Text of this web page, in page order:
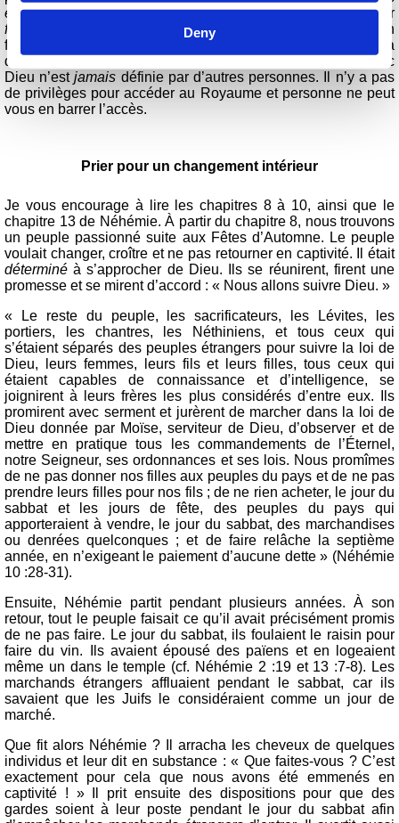
Deny
empêchantde prospérer et de s’épanouir, soit en leur
facilitant
la tâche. Cela étant, les Écritures soulignent qu’un
fils, indépendamment des actions de son père, se tiendra
devant Dieu pour ses propres actions. Votre relation avec
Dieu n’estjamais définie par d’autres personnes. Il n’y a pas
de privilèges pour accéder au Royaume et personne ne peut
vous en barrer l’accès.
Prier pour un changement intérieur
Je vous encourage à lire les chapitres 8 à 10, ainsi que le
chapitre 13 de Néhémie. À partir du chapitre 8, nous trouvons
un peuple passionné suite aux Fêtes d’Automne. Le peuple
voulait changer, croître et ne pas retourner en captivité. Il était
déterminé à s’approcher de Dieu. Ils se réunirent, firent une
promesse et se mirent d’accord : « Nous allons suivre Dieu. »
« Le reste du peuple, les sacrificateurs, les Lévites, les
portiers, les chantres, les Néthiniens, et tous ceux qui
s’étaient séparés des peuples étrangers pour suivre la loi de
Dieu, leurs femmes, leurs fils et leurs filles, tous ceux qui
étaient capables de connaissance et d’intelligence, se
joignirent à leurs frères les plus considérés d’entre eux. Ils
promirent avec serment et jurèrent de marcher dans la loi de
Dieu donnée par Moïse, serviteur de Dieu, d’observer et de
mettre en pratique tous les commandements de l’Éternel,
notre Seigneur, ses ordonnances et ses lois. Nous promîmes
de ne pas donner nos filles aux peuples du pays et de ne pas
prendre leurs filles pour nos fils ; de ne rien acheter, le jour du
sabbat et les jours de fête, des peuples du pays qui
apporteraient à vendre, le jour du sabbat, des marchandises
ou denrées quelconques ; et de faire relâche la septième
année, en n’exigeant le paiement d’aucune dette » (Néhémie
10 :28-31).
Ensuite, Néhémie partit pendant plusieurs années. À son
retour, tout le peuple faisait ce qu’il avait précisément promis
de ne pas faire. Le jour du sabbat, ils foulaient le raisin pour
faire du vin. Ils avaient épousé des païens et en logeaient
même un dans le temple (cf. Néhémie 2 :19 et 13 :7-8). Les
marchands étrangers affluaient pendant le sabbat, car ils
savaient que les Juifs le considéraient comme un jour de
marché.
Que fit alors Néhémie ? Il arracha les cheveux de quelques
individus et leur dit en substance : « Que faites-vous ? C’est
exactement pour cela que nous avons été emmenés en
captivité ! »
Il prit ensuite des dispositions pour que des
gardes soient à leur poste pendant le jour du sabbat afin